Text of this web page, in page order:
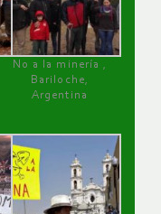
No a la minería ,
Bariloche,
Argentina